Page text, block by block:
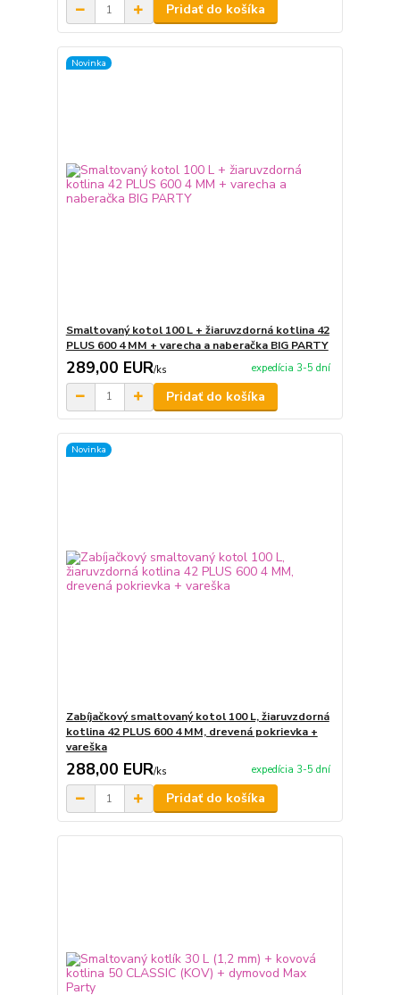
Pridať do košíka
Novinka
Smaltovaný kotol 100 L + žiaruvzdorná kotlina 42
PLUS 600 4 MM + varecha a naberačka BIG PARTY
289,00 EUR/ks expedícia 3-5 dní
Pridať do košíka
Novinka
Zabíjačkový smaltovaný kotol 100 L, žiaruvzdorná
kotlina 42 PLUS 600 4 MM, drevená pokrievka +
vareška
288,00 EUR/ks expedícia 3-5 dní
Pridať do košíka